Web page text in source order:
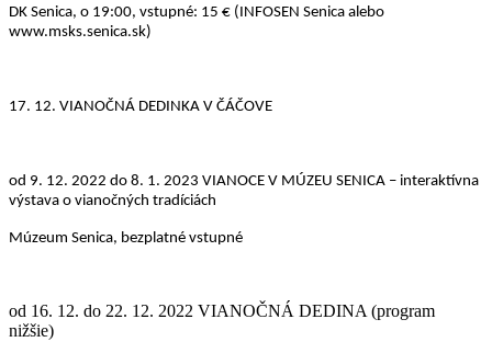
DK Senica, o 19:00, vstupné: 15 € (INFOSEN Senica alebo
www.msks.senica.sk)
17. 12. VIANOČNÁ DEDINKA V ČÁČOVE
od 9. 12. 2022 do 8. 1. 2023 VIANOCE V MÚZEU SENICA – interaktívna
výstava o vianočných tradíciách
Múzeum Senica, bezplatné vstupné
od 16. 12. do 22. 12. 2022 VIANOČNÁ DEDINA (program
nižšie)